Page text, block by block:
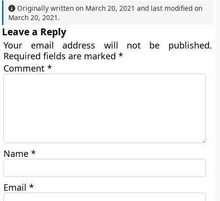
Originally written on March 20, 2021 and last modified on
March 20, 2021 .
Leave a Reply
Your email address will not be published.
Required fields are marked*
Comment*
Name*
Email*